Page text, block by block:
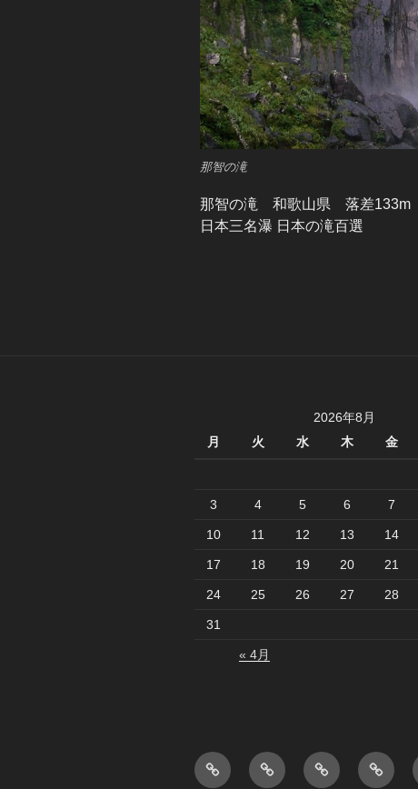
那智の滝
那智の滝 和歌山県 落差133m
日本三名瀑 日本の滝百選
2026年8月
月
火 水 木 金
3 4 5 6 7
10 11 12 13 14
17 18 19 20 21
24 25 26 27 28
31
« 4月
山
川
JAZZ
喫
猫
仙
WINGS
of